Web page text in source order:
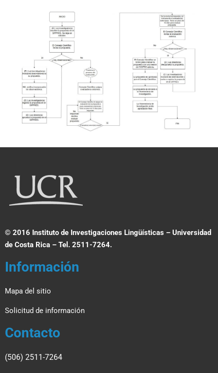
© 2016 Instituto de Investigaciones Lingüísticas – Universidad
de Costa Rica – Tel. 2511-7264.
Información
Mapa del sitio
Solicitud de información
Contacto
(506) 2511-7264